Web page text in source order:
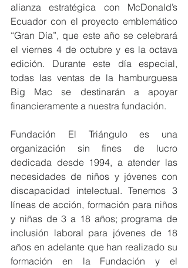
alianza estratégica con McDonald’s
Ecuador con el proyecto emblemático
“Gran Día”, que este año se celebrará
el viernes 4 de octubre y es la octava
edición. Durante este día especial,
todas las ventas de la hamburguesa
Big Mac se destinarán a apoyar
financieramente a nuestra fundación.
Fundación El Triángulo es una
organización sin fines de lucro
dedicada desde 1994, a atender las
necesidades de niños y jóvenes con
discapacidad intelectual. Tenemos 3
líneas de acción, formación para niños
y niñas de 3 a 18 años; programa de
inclusión laboral para jóvenes de 18
años en adelante que han realizado su
formación en la Fundación y el